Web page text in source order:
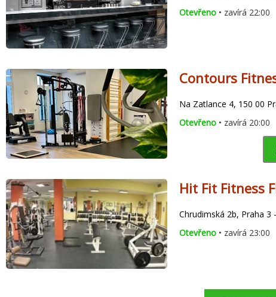
Otevřeno • zavírá 22:00
Contours
Na Zatlance 4, 150 00
Otevřeno • zavírá 20:00
Hit Fit Fitness
Chrudimská 2b, Praha 3
Otevřeno • zavírá 23:00